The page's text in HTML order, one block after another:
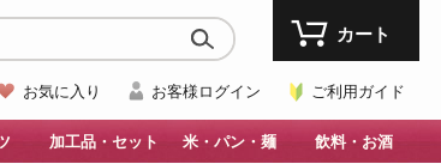
お気に入り お客様ログイン ご利用ガイド
カート
加工品・セット 米・パン・麺 飲料・お酒